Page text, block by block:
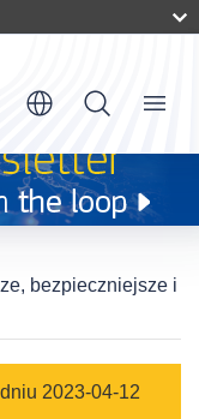
Menu
bezpieczniejsze i
2023-04-12